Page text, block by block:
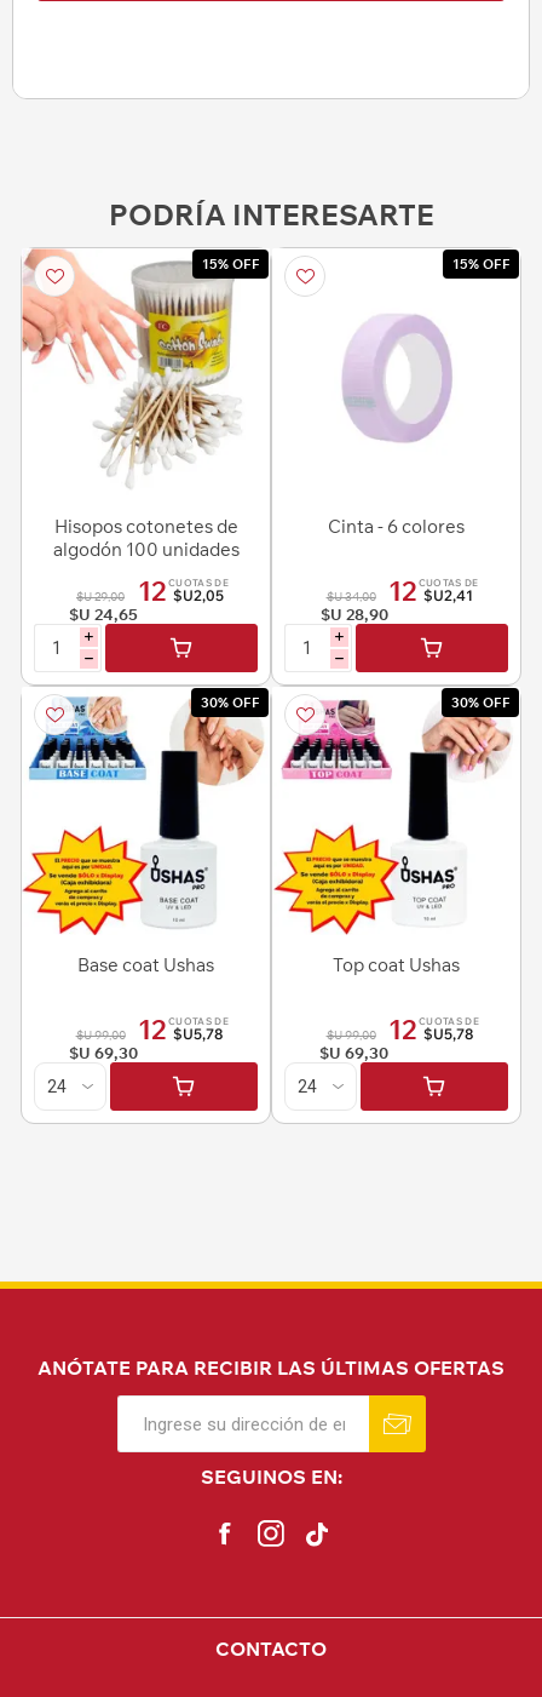
PODRÍA INTERESARTE
15% OFF
Hisopos cotonetes de
algodón 100 unidades
$U 29,00
$U 24,65
12 CUOTAS DE
$U2,05
i
h
15% OFF
Cinta - 6 colores
$U 34,00
$U 28,90
12 CUOTAS DE
$U2,41
i
h
30% OFF
Base coat Ushas
$U 99,00
$U 69,30
12 CUOTAS DE
$U5,78
30% OFF
Top coat Ushas
$U 99,00
$U 69,30
12 CUOTAS DE
$U5,78
ANÓTATE PARA RECIBIR LAS ÚLTIMAS OFERTAS
SEGUINOS EN:
CONTACTO